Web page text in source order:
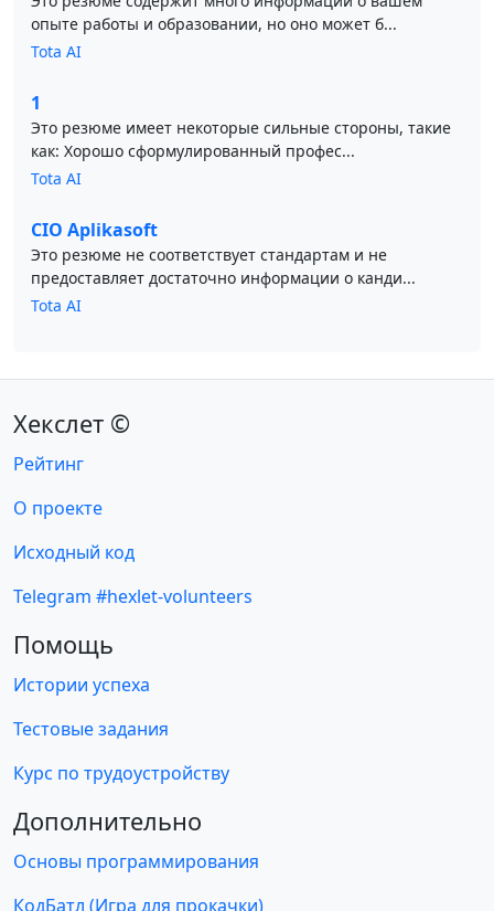
опыте работы и образовании, но оно может б...
Tota AI
1
Это резюме имеет некоторые сильные стороны, такие
как: Хорошо сформулированный профес...
Tota AI
CIO Aplikasoft
Это резюме не соответствует стандартам и не
предоставляет достаточно информации о канди...
Tota AI
Хекслет ©
Рейтинг
О проекте
Исходный код
Telegram #hexlet-volunteers
Помощь
Истории успеха
Тестовые задания
Курс по трудоустройству
Дополнительно
Основы программирования
КодБатл (Игра для прокачки)